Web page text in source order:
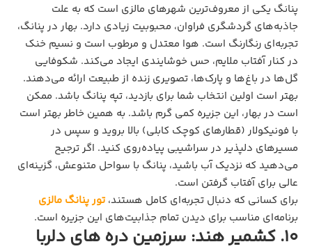
پنانگ یکی از معروف‌ترین شهرهای مالزی است که به علت
جاذبه‌های گردشگری فراوان، محبوبیت زیادی دارد. بهار در پنانگ،
تجربه‌ای رنگارنگ است. هوا معتدل و مرطوب است و نسیم خنک
در کنار آفتاب ملایم، حس خوشایندی ایجاد می‌کند. شکوفایی
گل‌ها در باغ‌ها و پارک‌ها، تصویری زنده از طبیعت ارائه می‌دهند.
بهتر است اولین انتخاب شما برای بازدید، تپه پنانگ باشد. ممکن
است در بهار، این جزیره کمی گرم باشد. به همین خاطر بهتر است
با فونیکولار (قطارهای کوچک کابلی) بالا بروید و سپس در
مسیرهای دلپذیر در سراشیبی پیاده‌روی کنید. اگر ترجیح
می‌دهید که نزدیک آب باشید، پنانگ با سواحل متنوعش، گزینه‌ای
عالی برای آفتاب گرفتن است.
برای کسانی که دنبال تجربه‌ای کامل هستند،تور پنانگ مالزی
برنامه‌ای مناسب برای دیدن تمام جذابیت‌های این جزیره است.
10. کشمیر هند: سرزمین دره‌ های دلربا